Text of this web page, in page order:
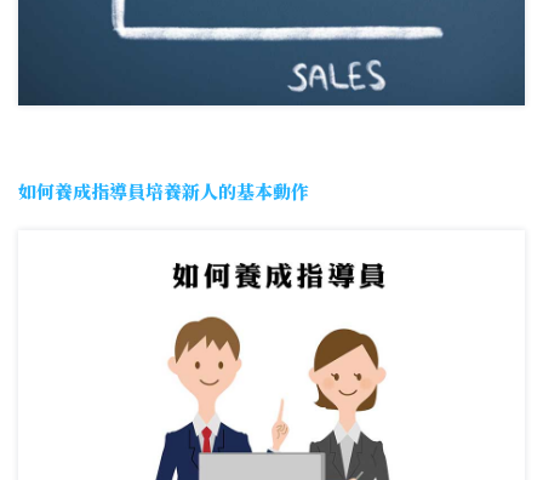
如何養成指導員培養新人的基本動作